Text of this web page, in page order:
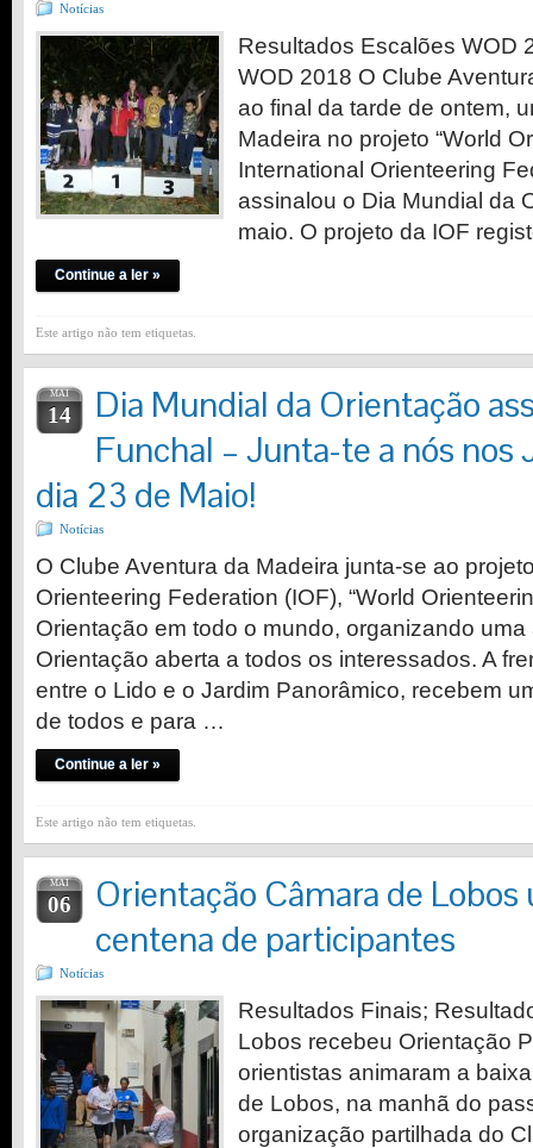
Notícias
Resultados Escalões WOD
WOD 2018 O Clube
ao final da tarde de ontem,
Madeira no projeto “World
International Orienteering
assinalou o Dia Mundial da
maio. O projeto da IOF
Continue a ler »
Este artigo não tem etiquetas.
MAI
14
Dia Mundial da Orientação
Funchal – Junta-te a nós nos
dia 23 de Maio!
Notícias
O Clube Aventura da Madeira junta-se ao
Orienteering Federation (IOF), “World
Orientação em todo o mundo, organizando
Orientação aberta a todos os interessados. A
entre o Lido e o Jardim Panorâmico, recebem
de todos e para …
Continue a ler »
Este artigo não tem etiquetas.
MAI
06
Orientação Câmara de Lobos
centena de participantes
Notícias
Resultados Finais;
Lobos recebeu Orientação
orientistas animaram a
de Lobos, na manhã do
organização partilhada do